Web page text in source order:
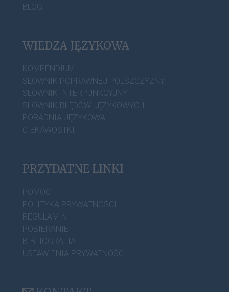
BLOG
WIEDZA JĘZYKOWA
KOMPENDIUM
SŁOWNIK POPRAWNEJ POLSZCZYZNY
SŁOWNIK INTERPUNKCYJNY
SŁOWNIK BŁĘDÓW JĘZYKOWYCH
PORADNIA JĘZYKOWA
CIEKAWOSTKI
PRZYDATNE LINKI
POMOC
POLITYKA PRYWATNOŚCI
REGULAMIN
POBIERANIE
BIBLIOGRAFIA
USTAWIENIA PRYWATNOŚCI